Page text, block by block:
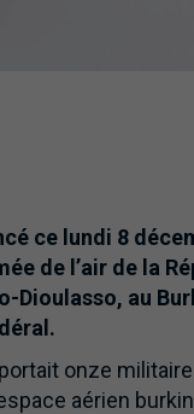
ce lundi 8
de l’air de la
Dioulasso, au
onze
aérien